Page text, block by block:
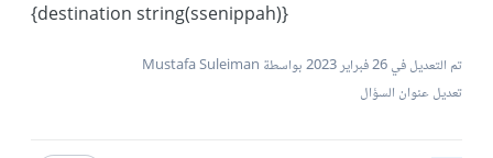
{destination string(ssenippah)}
تم التعديل في26 فبراير 2023
بواسطة Mustafa Suleiman
تعديل عنوان السؤال